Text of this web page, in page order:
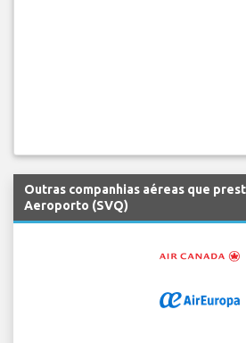
Outras companhias aéreas que
Aeroporto (SVQ)